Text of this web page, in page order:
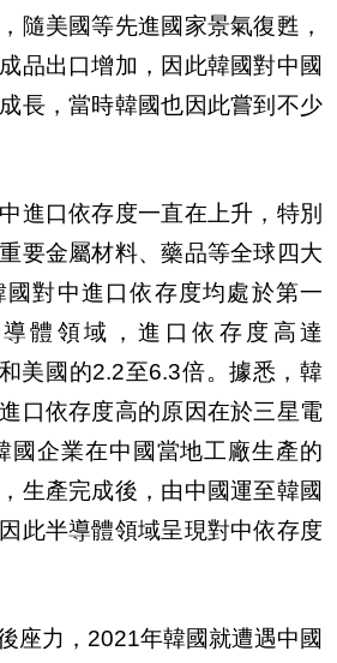
隨美國等先進國家景氣復甦，
品出口增加，因此韓國對中國
長，當時韓國也因此嘗到不少
進口依存度一直在上升，特別
要金屬材料、藥品等全球四大
對中進口依存度均處於第一
體領域，進口依存度高達
美國的2.2至6.3倍。據悉，韓
口依存度高的原因在於三星電
國企業在中國當地工廠生產的
生產完成後，由中國運至韓國
此半導體領域呈現對中依存度
座力，2021年韓國就遭遇中國